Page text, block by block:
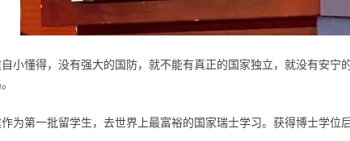
小懂得，没有强大的国防，就不能有真正的国家独立，就没有安
为第一批留学生，去世界上最富裕的国家瑞士学习。获得博士学位